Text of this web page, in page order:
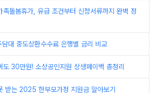
족돌봄휴가, 유급 조건부터 신청서류까지 완벽 정
대 중도상환수수료 은행별 금리 비교
도 30만원! 소상공인지원 상생페이백 총정리
받는 2025 한부모가정 지원금 알아보기